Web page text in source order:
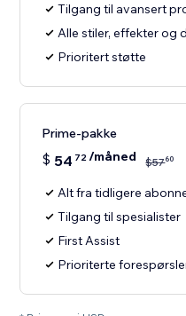
Tilgang til avansert
Alle stiler, effekter og
Prioritert støtte
Prime-pakke
$ 54 72/måned $5760
Alt fra tidligere
Tilgang til spesialister
First Assist
Prioriterte